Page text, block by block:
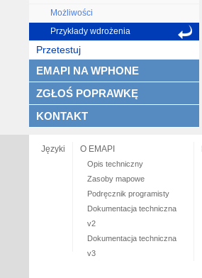
Możliwości
Przykłady wdrożenia
Przetestuj
EMAPI NA WPHONE
ZGŁOŚ POPRAWKĘ
KONTAKT
Języki O EMAPI
Opis techniczny
Zasoby mapowe
Podręcznik programisty
Dokumentacja techniczna
v2
Dokumentacja techniczna
v3